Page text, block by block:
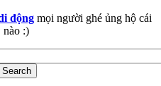
động mọi người ghé ủng hộ cái
nào :)